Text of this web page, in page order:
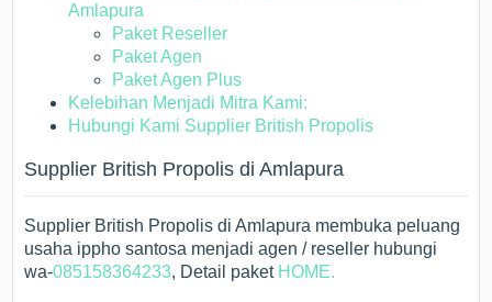
Amlapura
Paket Reseller
Paket Agen
Paket Agen Plus
Kelebihan Menjadi Mitra Kami:
Hubungi Kami Supplier British Propolis
Supplier British Propolis di Amlapura
Supplier British Propolis di Amlapura membuka peluang
usaha ippho santosa menjadi agen / reseller hubungi
wa-085158364233, Detail paket HOME.